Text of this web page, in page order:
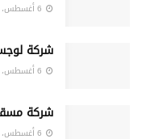
شركة
شركة